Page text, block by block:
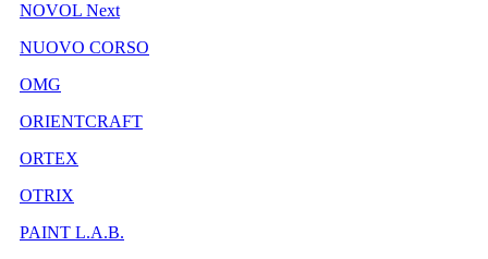
NOVOL Next
NUOVO CORSO
OMG
ORIENTCRAFT
ORTEX
OTRIX
PAINT L.A.B.